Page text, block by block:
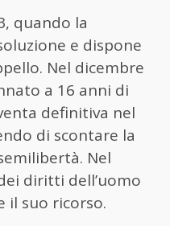
quando la
e dispone
Nel dicembre
a 16 anni di
definitiva nel
di scontare la
Nel
diritti dell’uomo
il suo ricorso.